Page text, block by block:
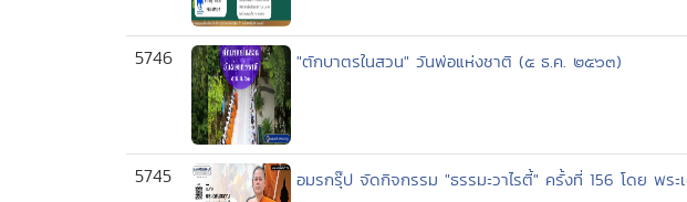
5746 "ตักบาตรในสวน" วันพ่อแห่งชาติ (๕ ธ.ค. ๒๕๖๓)
5745 อมรกรุ๊ป จัดกิจกรรม "ธรรมะวาไรตี้" ครั้งที่ 156 โดย พร